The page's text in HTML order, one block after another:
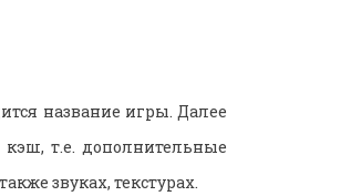
название игры. Далее
т.е. дополнительные
звуках, текстурах.